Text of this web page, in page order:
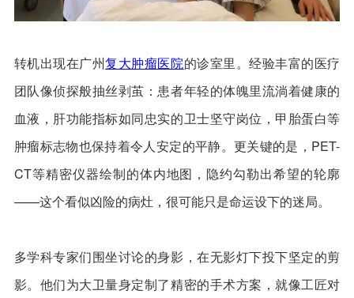
转机出现在广州复大肿瘤医院的诊室里。经验丰富的医疗
团队像侦探般抽丝剥茧：患者年轻的体魄里流淌着健康的
血液，肝功能指标如同忠实的卫士坚守岗位，甲胎蛋白等
肿瘤标志物也保持着令人安定的平静。更关键的是，PET-
CT等精密仪器绘制的体内地图，隐约勾勒出希望的轮廓
——这个看似凶险的病灶，很可能只是命运设下的迷局。
多学科专家们围坐讨论的身影，在无影灯下投下坚定的剪
影。他们为大卫量身定制了精密的手术方案，就像工匠对